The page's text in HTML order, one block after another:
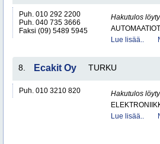
Puh. 010 292 2200
Puh. 040 735 3666
Faksi (09) 5489 5945
Hakutulos
Lue lisää..
8. Ecakit Oy TURKU
Puh. 010 3210 820
Hakutulos
Lue lisää..